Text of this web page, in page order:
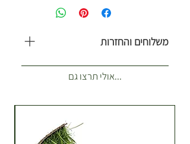
...אולי תרצו גם
משלוחים והחזרות
משלוח עולה 35 ש”ח. כולל 1-2 ארגזים.
(לא כולל צמחים לאירועים) איזורי
כל הארץ מתומכר בנפרד. **משלוחים
של צמחים לאירועים מתומכרים